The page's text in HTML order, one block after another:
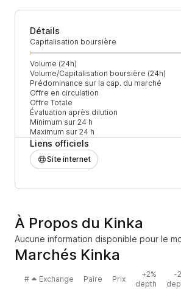
Détails
Capitalisation boursière
Volume (24h)
Volume/Capitalisation boursière (24h)
Prédominance sur la cap. du marché
Offre en circulation
Offre Totale
Évaluation après dilution
Minimum sur 24 h
Maximum sur 24 h
Liens officiels
Site internet
À Propos du Kinka
Aucune information disponible pour le
Marchés Kinka
# Exchange Paire Prix
+2%
depth
-